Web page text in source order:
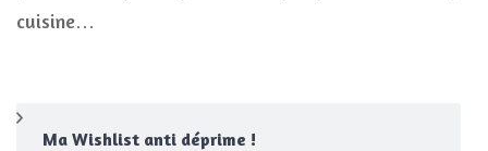
cuisine…
Ma Wishlist anti déprime !